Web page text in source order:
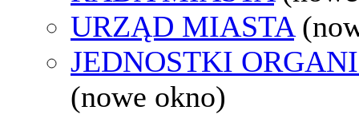
URZĄD MIASTA
JEDNOSTKI
(nowe okno)